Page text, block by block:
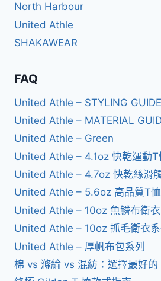
North Harbour
United Athle
SHAKAWEAR
FAQ
United Athle – STYLING GUIDE
United Athle – MATERIAL
United Athle – Green
United Athle – 4.1oz 快乾運動T
United Athle – 4.7oz 快乾絲滑
United Athle – 5.6oz 高品質T恤
United Athle – 10oz 魚鱗布衛衣
United Athle – 10oz 抓毛衛衣系
United Athle – 厚帆布包系列
棉 vs 滌綸 vs 混紡：選擇最好的